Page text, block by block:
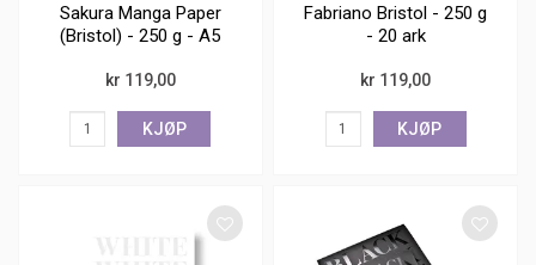
Sakura Manga Paper
(Bristol) - 250 g - A5
kr 119,00
KJØP
Fabriano Bristol - 250 g
- 20 ark
kr 119,00
KJØP